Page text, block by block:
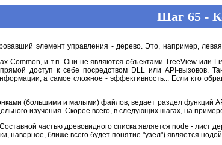
Шаг 65 -
элемент управления - дерево. Это, например,
Common, и т.п. Они не являются объектами TreeView или
доступ к себе посредством DLL или API-вызовов.
а самое сложное - эффективность... Если кто
(большими и малыми) файлов, ведает раздел функций
изучения. Скорее всего, в следующих шагах, на
частью древовидного списка является node - лист
наверное, ближе всего будет понятие "узел") является